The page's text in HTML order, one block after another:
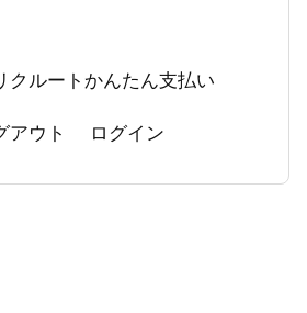
クルートかんたん支払い
アウト ログイン